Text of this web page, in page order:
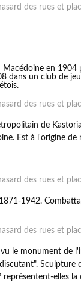
Macédoine en
dans un club de
de
Est à l'origine de
1942.
le monument de
Sculpture
elles la